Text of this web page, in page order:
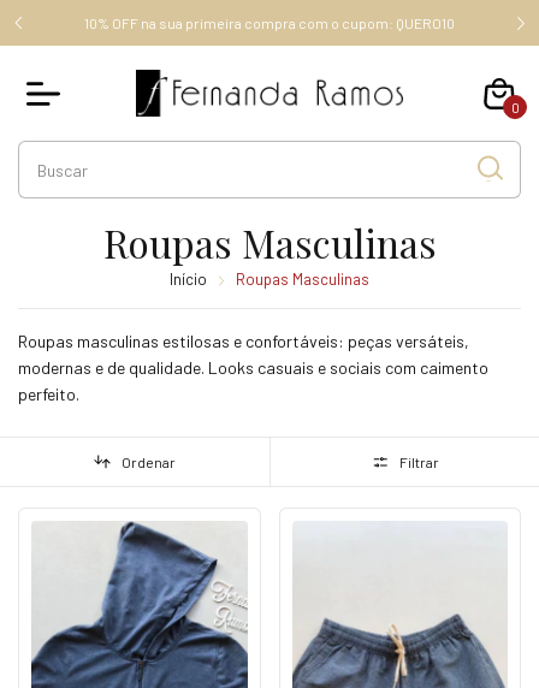
349,00, OUTROS ESTADOS.
0
Roupas Masculinas
Início Roupas Masculinas
Roupas masculinas estilosas e confortáveis: peças versáteis,
modernas e de qualidade. Looks casuais e sociais com caimento
perfeito.
Ordenar Filtrar